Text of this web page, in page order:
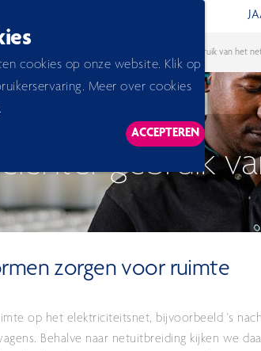
cookies op onze website. Klik op
Meer over cookies
.
ACCEPTEREN
TRACKING
Efficiënter gebruik van het
gebruik
zorgen voor ruimte
op het elektriciteitsnet, bijvoorbeeld 's
Behalve naar netuitbreiding kijken we